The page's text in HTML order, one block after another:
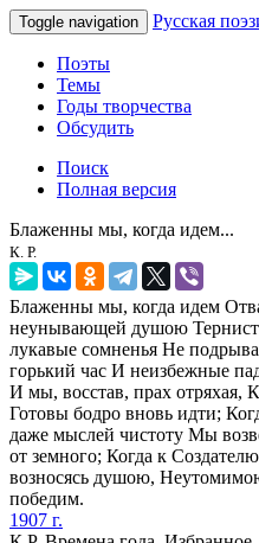
Toggle navigation Русская
Поэты
Темы
Годы творчества
Обсудить
Поиск
Полная версия
Блаженны мы, когда идем...
К. Р.
Блаженны мы, когда идем
неунывающей душою
лукавые сомненья Не
горький час И неизбежные
И мы, восстав, прах отряхая,
Готовы бодро вновь идти;
даже мыслей чистоту Мы
от земного; Когда к
возносясь душою,
победим.
1907 г.